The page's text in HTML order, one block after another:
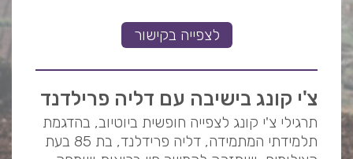
לצפייה בקישור
צ'י קונג בישיבה עם דליה פרילדנד
תרגילי צ'י קונג לצפייה חופשית ביוטיוב, בהדגמת
תלמידתי המתמידה, דליה פרידלנד, בת 85 בעת